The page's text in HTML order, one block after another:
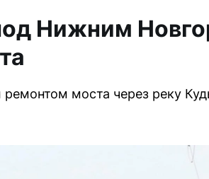
Нижним
моста через реку